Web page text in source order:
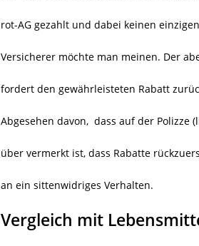
rot-AG gezahlt und dabei keinen einzigen
Versicherer möchte man meinen. Der
fordert den gewährleisteten Rabatt
Abgesehen davon, dass auf der Polizze
über vermerkt ist, dass Rabatte
an ein sittenwidriges Verhalten.
Vergleich mit